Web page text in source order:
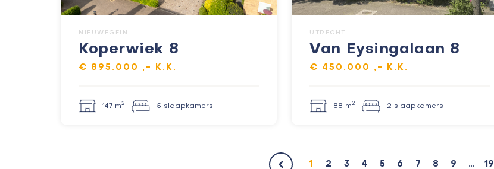
NIEUWEGEIN
Koperwiek 8
€ 895.000 ,- K.K.
147 m2 5 slaapkamers
UTRECHT
Van Eysingalaan 8
€ 450.000 ,- K.K.
88 m2 2 slaapkamers
1 2 3 4 5 6 7 8 9 … 19